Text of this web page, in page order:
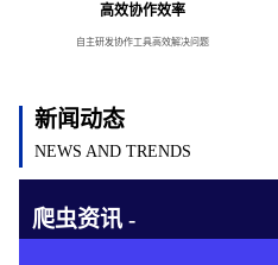
高效协作效率
自主研发协作工具高效解决问题
新闻动态
NEWS AND TRENDS
爬虫资讯 -